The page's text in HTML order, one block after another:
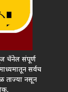
चॅनेल संपूर्ण
सर्वच
ताज्या नसून